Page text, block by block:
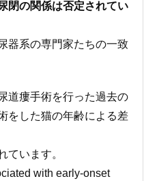
閉の関係は否定されてい
器系の専門家たちの一致
道瘻手術を行った過去の
をした猫の年齢による差
ています。
with early-onset